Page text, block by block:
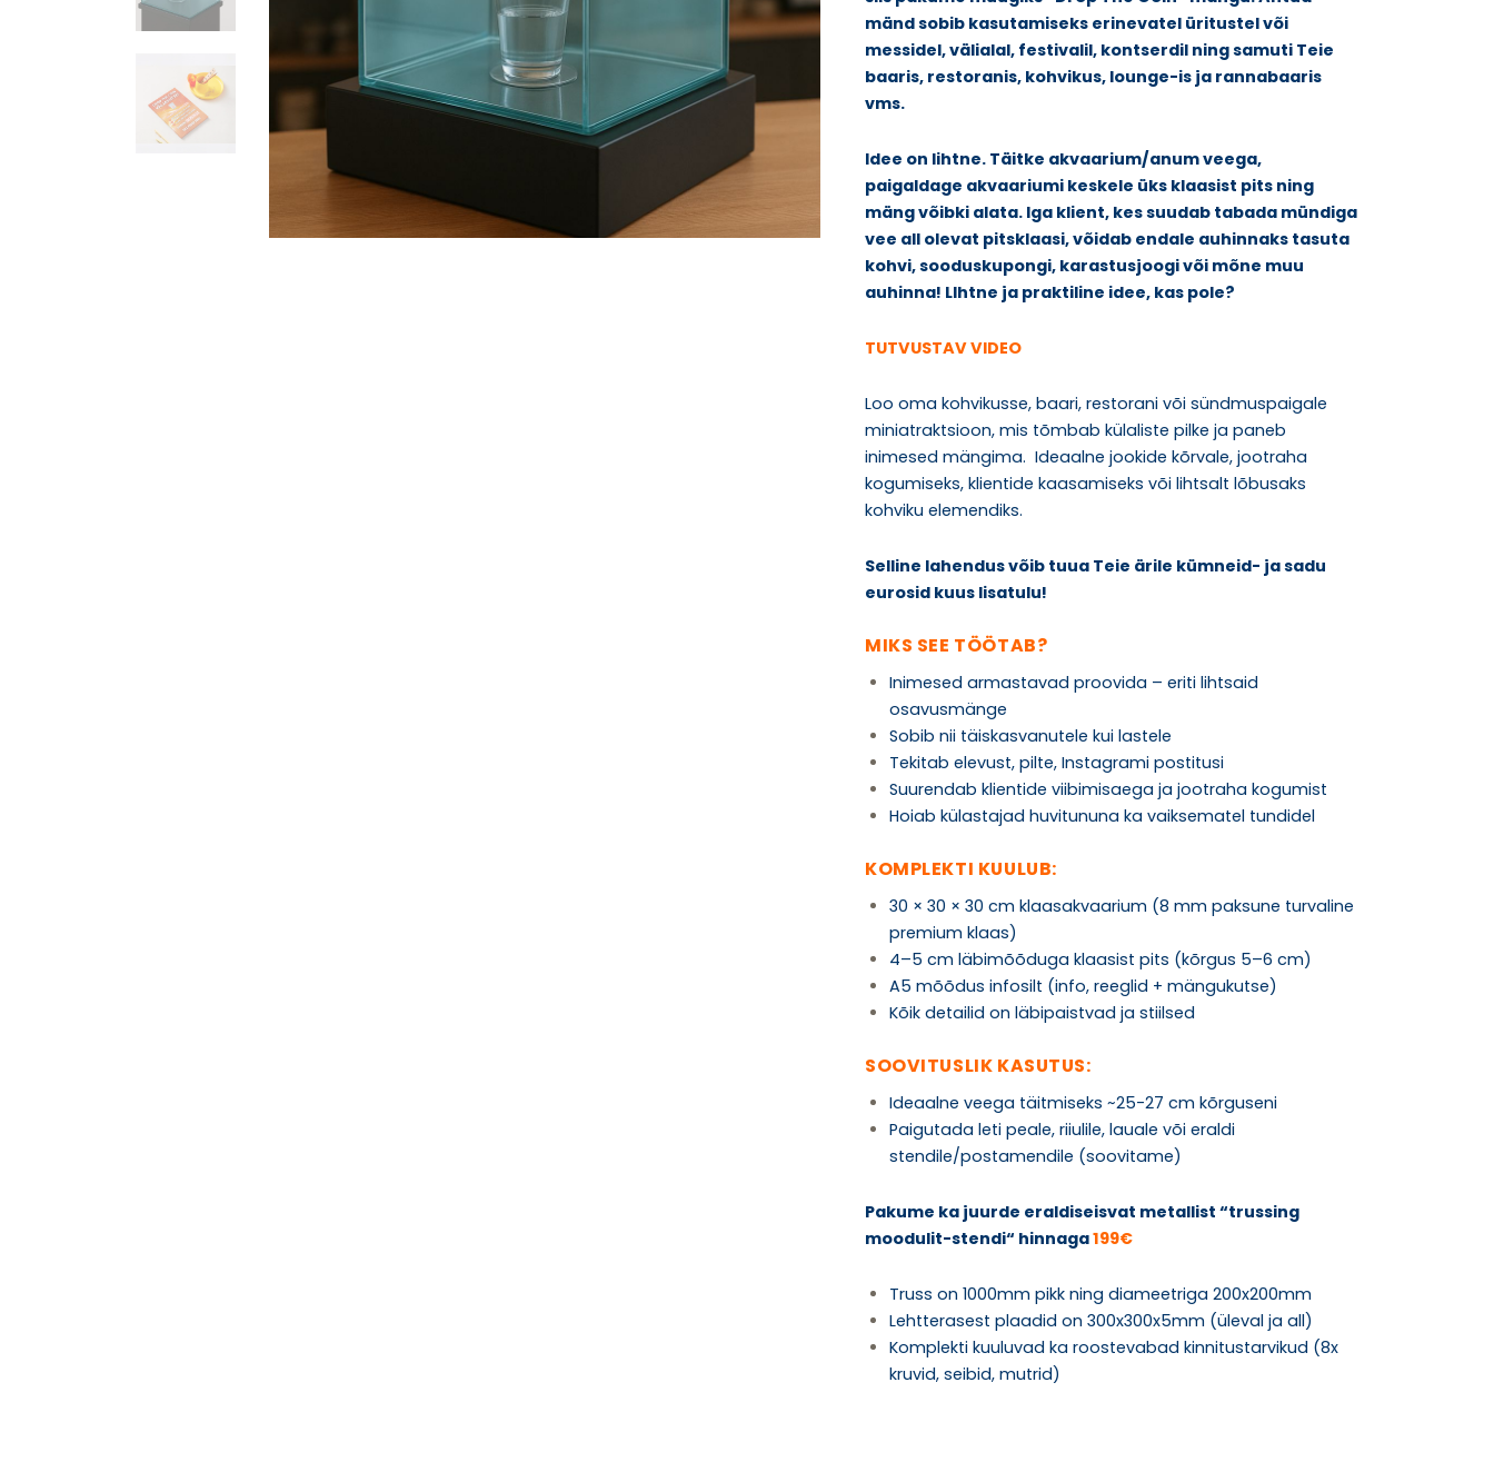
mänd sobib kasutamiseks erinevatel üritustel või
messidel, välialal, festivalil, kontserdil ning samuti Teie
baaris, restoranis, kohvikus, lounge-is ja rannabaaris
vms.
Idee on lihtne. Täitke akvaarium/anum veega,
paigaldage akvaariumi keskele üks klaasist pits ning
mäng võibki alata. Iga klient, kes suudab tabada mündiga
vee all olevat pitsklaasi, võidab endale auhinnaks tasuta
kohvi, sooduskupongi, karastusjoogi või mõne muu
auhinna! LIhtne ja praktiline idee, kas pole?
TUTVUSTAV VIDEO
Loo oma kohvikusse, baari, restorani või sündmuspaigale
miniatraktsioon, mis tõmbab külaliste pilke ja paneb
inimesed mängima. Ideaalne jookide kõrvale, jootraha
kogumiseks, klientide kaasamiseks või lihtsalt lõbusaks
kohviku elemendiks.
Selline lahendus võib tuua Teie ärile kümneid- ja sadu
eurosid kuus lisatulu!
MIKS SEE TÖÖTAB?
Inimesed armastavad proovida – eriti lihtsaid
osavusmänge
Sobib nii täiskasvanutele kui lastele
Tekitab elevust, pilte, Instagrami postitusi
Suurendab klientide viibimisaega ja jootraha kogumist
Hoiab külastajad huvitununa ka vaiksematel tundidel
KOMPLEKTI KUULUB:
30 × 30 × 30 cm klaasakvaarium (8 mm paksune turvaline
premium klaas)
4–5 cm läbimõõduga klaasist pits (kõrgus 5–6 cm)
A5 mõõdus infosilt (info, reeglid + mängukutse)
Kõik detailid on läbipaistvad ja stiilsed
SOOVITUSLIK KASUTUS:
Ideaalne veega täitmiseks ~25-27 cm kõrguseni
Paigutada leti peale, riiulile, lauale või eraldi
stendile/postamendile (soovitame)
Pakume ka juurde eraldiseisvat metallist “trussing
moodulit-stendi“ hinnaga199€
Truss on 1000mm pikk ning diameetriga 200x200mm
Lehtterasest plaadid on 300x300x5mm (üleval ja all)
Komplekti kuuluvad ka roostevabad kinnitustarvikud (8x
kruvid, seibid, mutrid)